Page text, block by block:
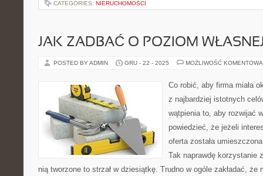
CATEGORIES: NIERUCHOMOŚCI
JAK ZADBAĆ O POZIOM
POSTED BY ADMIN GRU - 22 - 2025 MOŻLIWOŚĆ
Co robić, aby firma miała
z najbardziej istotnych
wątpienia to, aby rozwijać
powiedzieć, że jeżeli
oferta została
Tak naprawdę korzystanie
nią tworzone to strzał w dziesiątkę. Trudno w ogóle zakładać,